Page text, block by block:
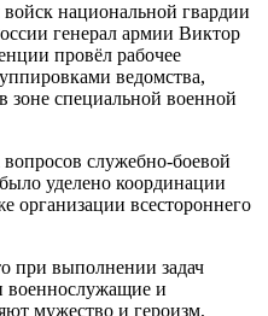
национальной гвардии
генерал армии Виктор
провёл рабочее
ведомства,
специальной военной
служебно-боевой
уделено координации
организации всестороннего
при выполнении задач
военнослужащие и
мужество и героизм,